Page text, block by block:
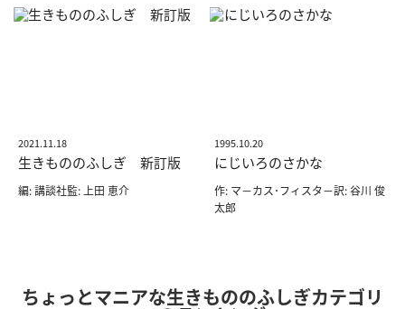
2021.11.18
生きもののふしぎ 新訂版
編: 講談社監: 上田 恵介
1995.10.20
にじいろのさかな
作: マ－カス･フィスタ－訳: 谷川 俊
太郎
ちょっとマニアな生きもののふしぎカテゴリ